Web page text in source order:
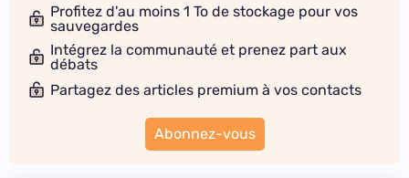
Profitez d'au moins 1 To de stockage pour vos
sauvegardes
Intégrez la communauté et prenez part aux
débats
Partagez des articles premium à vos contacts
Abonnez-vous